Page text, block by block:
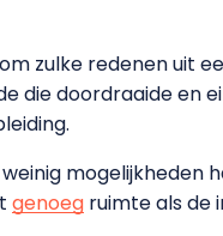
zulke redenen uit
die doordraaide en
genoeg ruimte als de